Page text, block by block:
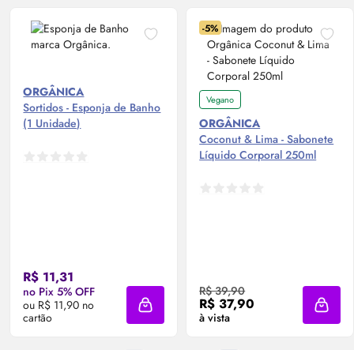
ORGÂNICA
Sortidos - Esponja de Banho
(1 Unidade)
R$ 11,31
no Pix 5% OFF
ou R$ 11,90 no
cartão
Adicionar à sacola
-5%
Vegano
ORGÂNICA
Coconut & Lima - Sabonete
Líquido Corporal 250ml
R$ 39,90
R$ 37,90
à vista